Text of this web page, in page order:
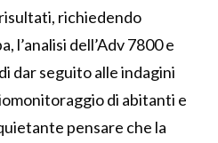
richiedendo
l’analisi dell’Adv 7800 e
dar seguito alle indagini
di abitanti e
pensare che la